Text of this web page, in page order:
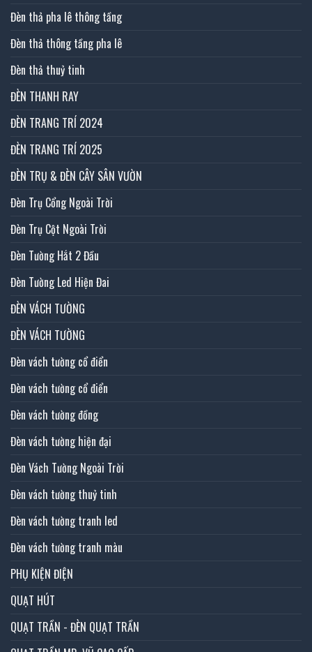
Đèn thả pha lê thông tầng
Đèn thả thông tầng pha lê
Đèn thả thuỷ tinh
ĐÈN THANH RAY
ĐÈN TRANG TRÍ 2024
ĐÈN TRANG TRÍ 2025
ĐÈN TRỤ & ĐÈN CÂY SÂN VƯỜN
Đèn Trụ Cổng Ngoài Trời
Đèn Trụ Cột Ngoài Trời
Đèn Tường Hắt 2 Đầu
Đèn Tường Led Hiện Đai
ĐÈN VÁCH TƯỜNG
ĐÈN VÁCH TƯỜNG
Đèn vách tường cổ điển
Đèn vách tường cổ điển
Đèn vách tường đồng
Đèn vách tường hiện đại
Đèn Vách Tường Ngoài Trời
Đèn vách tường thuỷ tinh
Đèn vách tường tranh led
Đèn vách tường tranh màu
PHỤ KIỆN ĐIỆN
QUẠT HÚT
QUẠT TRẦN - ĐÈN QUẠT TRẦN